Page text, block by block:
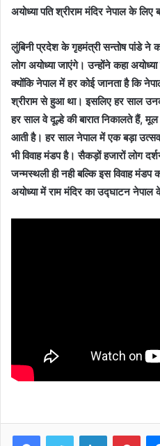
अयोध्या पति श्रीराम मंदिर नेपाल के
लुंबिनी प्रदेश के गृहमंत्री सन्तोष पांडे ने
लोग अयोध्या जाएंगे। उन्होंने कहा
क्योंकि नेपाल में हर कोई जानता है कि
श्रीराम से हुआ था। इसलिए हर साल
हर साल वे दूल्हे की बारात निकालते हैं,
आती है। हर साल नेपाल में एक बड़ा
भी विवाह मंडप है। सैकड़ों हजारों लोग
जन्मस्थली ही नही बल्कि इस विवाह
अयोध्या में राम मंदिर का उद्घाटन
FacebookTwitter LinkedIn